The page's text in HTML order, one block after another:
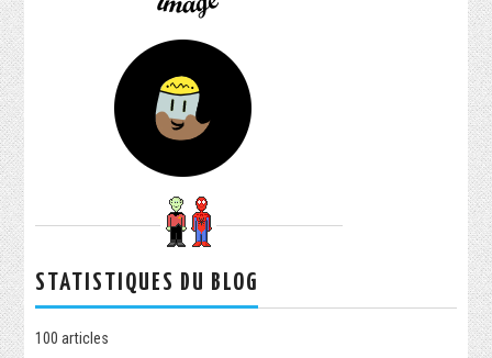
STATISTIQUES DU BLOG
100 articles